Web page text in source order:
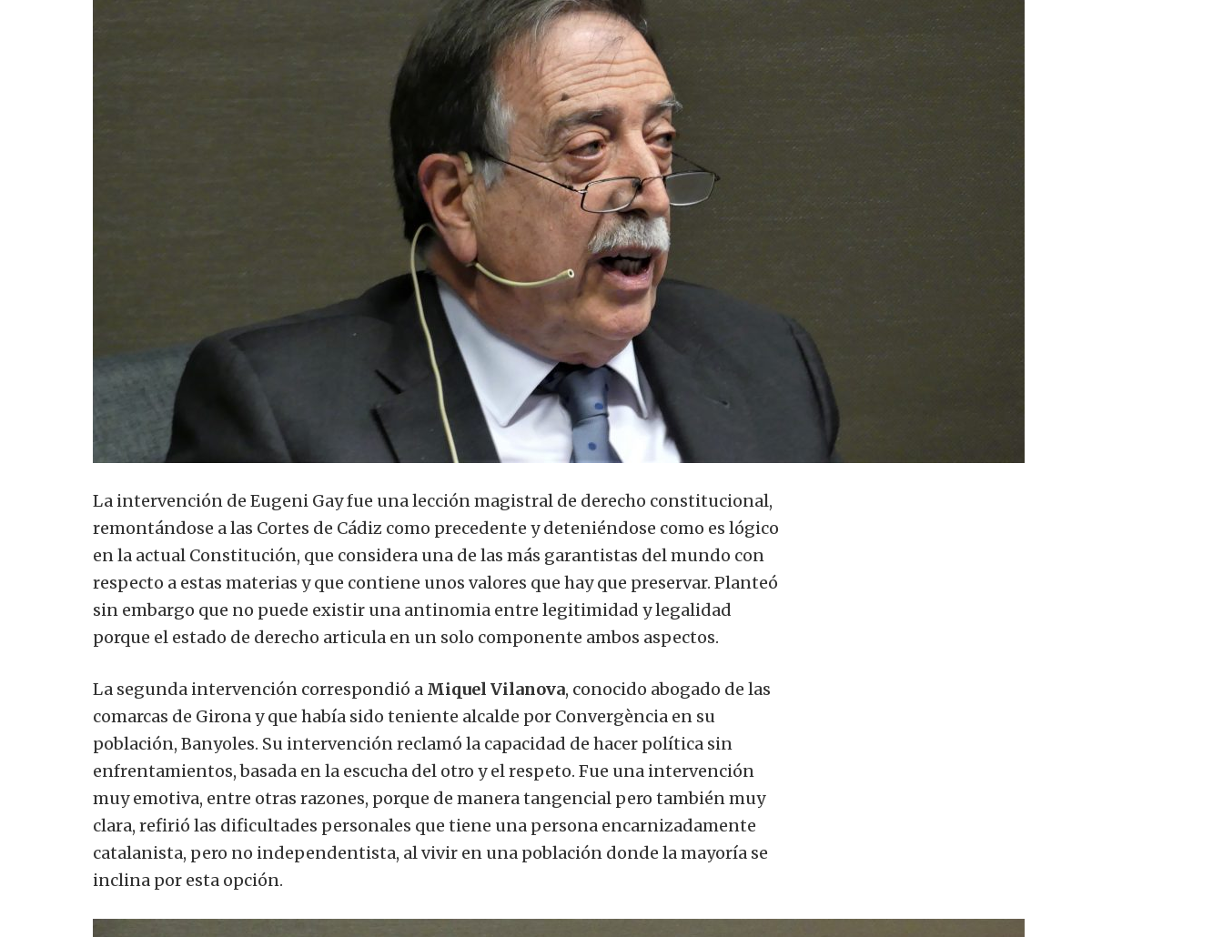
La intervención de Eugeni Gay fue una lección magistral de derecho constitucional,
remontándose a las Cortes de Cádiz como precedente y deteniéndose como es lógico
en la actual Constitución, que considera una de las más garantistas del mundo con
respecto a estas materias y que contiene unos valores que hay que preservar. Planteó
sin embargo que no puede existir una antinomia entre legitimidad y legalidad
porque el estado de derecho articula en un solo componente ambos aspectos.
La segunda intervención correspondió a Miquel Vilanova, conocido abogado de las
comarcas de Girona y que había sido teniente alcalde por Convergència en su
población, Banyoles. Su intervención reclamó la capacidad de hacer política sin
enfrentamientos, basada en la escucha del otro y el respeto. Fue una intervención
muy emotiva, entre otras razones, porque de manera tangencial pero también muy
clara, refirió las dificultades personales que tiene una persona encarnizadamente
catalanista, pero no independentista, al vivir en una población donde la mayoría se
inclina por esta opción.